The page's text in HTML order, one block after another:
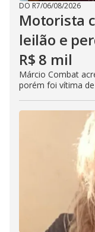
DO R7/06/08/2026
Motorista
leilão e
R$ 8 mil
Márcio Combat
porém foi vítima